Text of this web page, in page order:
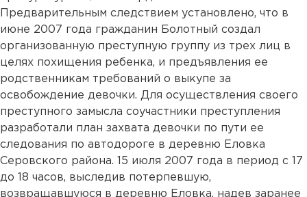
Предварительным следствием установлено, что в
июне 2007 года гражданин Болотный создал
организованную преступную группу из трех лиц в
целях похищения ребенка, и предъявления ее
родственникам требований о выкупе за
освобождение девочки. Для осуществления своего
преступного замысла соучастники преступления
разработали план захвата девочки по пути ее
следования по автодороге в деревню Еловка
Серовского района. 15 июля 2007 года в период с 17
до 18 часов, выследив потерпевшую,
возвращавшуюся в деревню Еловка, надев заранее